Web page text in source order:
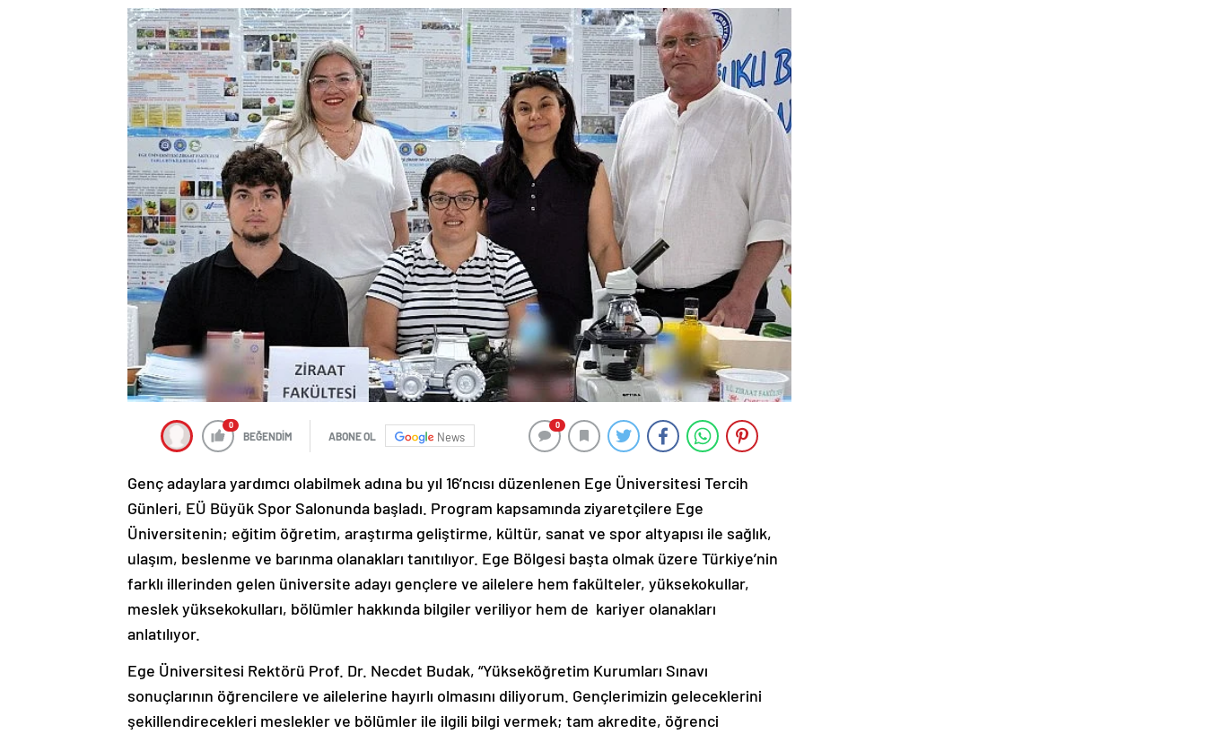
0
BEĞENDİM ABONE OL News
0
Genç adaylara yardımcı olabilmek adına bu yıl 16’ncısı düzenlenen Ege Üniversitesi Tercih
Günleri, EÜ Büyük Spor Salonunda başladı. Program kapsamında ziyaretçilere Ege
Üniversitenin; eğitim öğretim, araştırma geliştirme, kültür, sanat ve spor altyapısı ile sağlık,
ulaşım, beslenme ve barınma olanakları tanıtılıyor. Ege Bölgesi başta olmak üzere Türkiye’nin
farklı illerinden gelen üniversite adayı gençlere ve ailelere hem fakülteler, yüksekokullar,
meslek yüksekokulları, bölümler hakkında bilgiler veriliyor hem de kariyer olanakları
anlatılıyor.
Ege Üniversitesi Rektörü Prof. Dr. Necdet Budak, “Yükseköğretim Kurumları Sınavı
sonuçlarının öğrencilere ve ailelerine hayırlı olmasını diliyorum. Gençlerimizin geleceklerini
şekillendirecekleri meslekler ve bölümler ile ilgili bilgi vermek; tam akredite, öğrenci